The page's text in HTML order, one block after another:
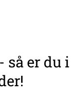
så er du i